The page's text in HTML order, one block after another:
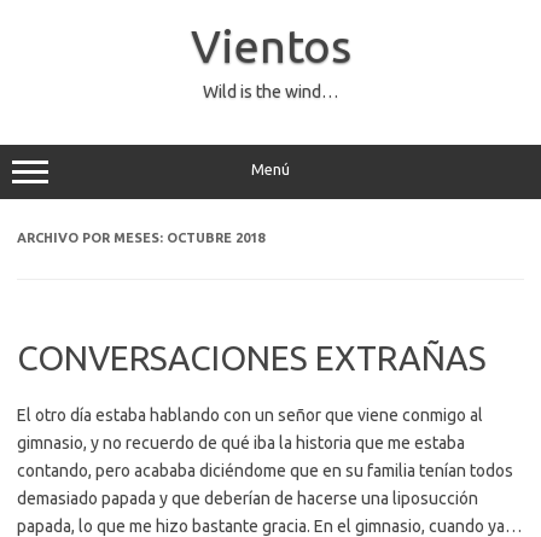
Vientos
Wild is the wind…
Menú
ARCHIVO POR MESES: OCTUBRE 2018
CONVERSACIONES EXTRAÑAS
El otro día estaba hablando con un señor que viene conmigo al
gimnasio, y no recuerdo de qué iba la historia que me estaba
contando, pero acababa diciéndome que en su familia tenían todos
demasiado papada y que deberían de hacerse una liposucción
papada, lo que me hizo bastante gracia. En el gimnasio, cuando ya…